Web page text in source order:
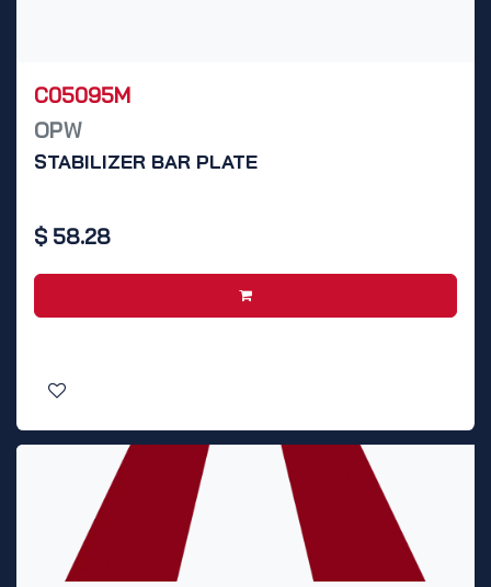
C05095M
OPW
STABILIZER BAR PLATE
$ 58.28